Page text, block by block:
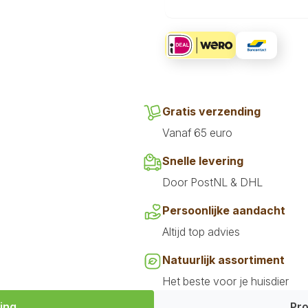
Gratis verzending
Vanaf 65 euro
Snelle levering
Door PostNL & DHL
Persoonlijke aandacht
Altijd top advies
Natuurlijk assortiment
Het beste voor je huisdier